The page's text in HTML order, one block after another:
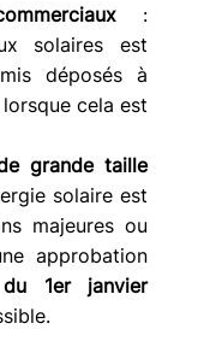
:
solaires est
déposés à
cela est
grande taille
solaire est
majeures ou
approbation
du 1er janvier